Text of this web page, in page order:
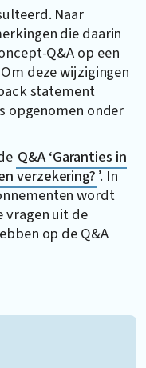
Naar
die daarin
Q&A op een
deze wijzigingen
statement
opgenomen onder
Q&A ‘Garanties in
verzekering?’. In
wordt
vragen uit de
op de Q&A